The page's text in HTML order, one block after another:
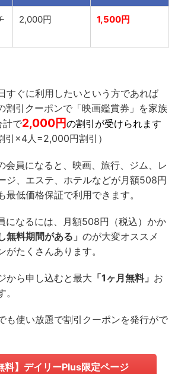
2,000円 1,500円
すぐに利用したいという方であれば
割引クーポンで「映画鑑賞券」を家族
計で2,000円の割引が受けられます
引×4人=2,000円割引）
会員になると、映画、旅行、ジム、レ
ジ、エステ、ホテルなどが月額508円
最低価格保証で利用できます。
なるには、 月額508円（税込） かか
無料期間がある」 のが大変オススメ
がたくさんあります。
から申し込むと最大 「1ヶ月無料」 お
も使い放題で割引クーポンを発行がで
料】デイリーPlus限定ページ